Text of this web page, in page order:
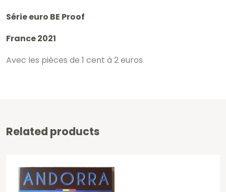
Série euro BE Proof
France 2021
Avec les pièces de 1 cent à 2 euros
Related products